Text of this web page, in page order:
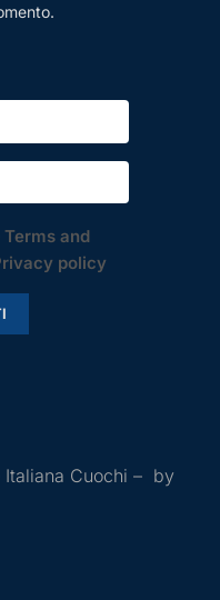
Terms and
policy
Cuochi – by